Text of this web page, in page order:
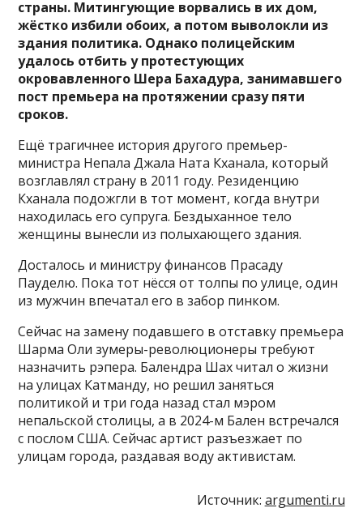
страны. Митингующие ворвались в их дом,
жёстко избили обоих, а потом выволокли из
здания политика. Однако полицейским
удалось отбить у протестующих
окровавленного Шера Бахадура, занимавшего
пост премьера на протяжении сразу пяти
сроков.
Ещё трагичнее история другого премьер-
министра Непала Джала Ната Кханала, который
возглавлял страну в 2011 году. Резиденцию
Кханала подожгли в тот момент, когда внутри
находилась его супруга. Бездыханное тело
женщины вынесли из полыхающего здания.
Досталось и министру финансов Прасаду
Пауделю. Пока тот нёсся от толпы по улице, один
из мужчин впечатал его в забор пинком.
Сейчас на замену подавшего в отставку премьера
Шарма Оли зумеры-революционеры требуют
назначить рэпера. Балендра Шах читал о жизни
на улицах Катманду, но решил заняться
политикой и три года назад стал мэром
непальской столицы, а в 2024-м Бален встречался
с послом США. Сейчас артист разъезжает по
улицам города, раздавая воду активистам.
Источник: argumenti.ru